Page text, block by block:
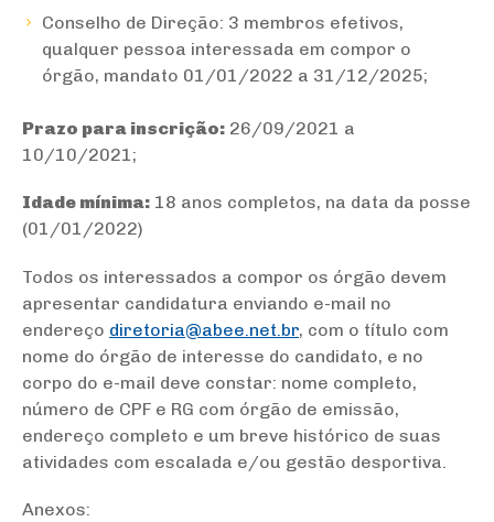
Conselho de Direção: 3 membros efetivos,
qualquer pessoa interessada em compor o
órgão, mandato 01/01/2022 a 31/12/2025;
Prazo para inscrição: 26/09/2021 a
10/10/2021;
Idade mínima: 18 anos completos, na data da posse
(01/01/2022)
Todos os interessados a compor os órgão devem
apresentar candidatura enviando e-mail no
endereço diretoria@abee.net.br, com o título com
nome do órgão de interesse do candidato, e no
corpo do e-mail deve constar: nome completo,
número de CPF e RG com órgão de emissão,
endereço completo e um breve histórico de suas
atividades com escalada e/ou gestão desportiva.
Anexos: